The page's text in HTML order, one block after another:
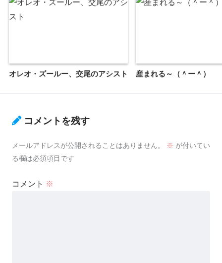
オレオ・ズールー、交尾のアシスト 産まれる～（＾ー＾）
コメントを残す
メールアドレスが公開されることはありません。 ※ が付いてい
る欄は必須項目です
コメント ※